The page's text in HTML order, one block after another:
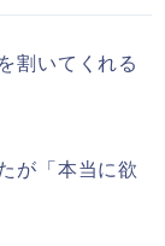
割いてくれる
が「本当に欲